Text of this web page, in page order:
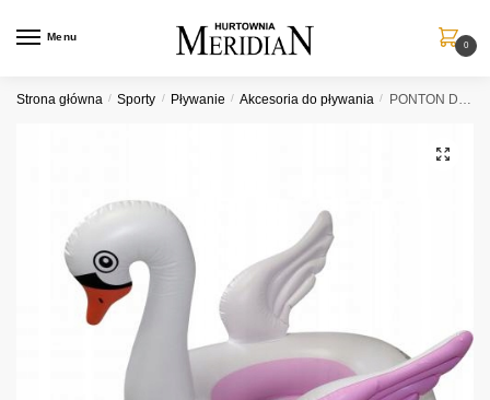
Menu
0
Strona główna / Sporty / Pływanie / Akcesoria do pływania / PONTON DZIECIĘCY